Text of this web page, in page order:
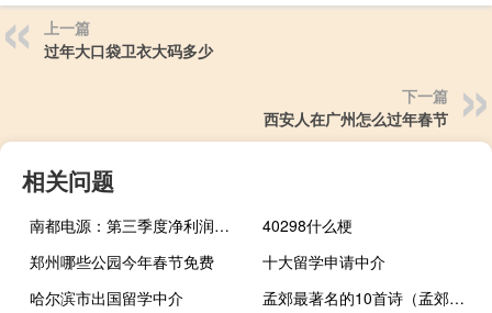
上一篇
过年大口袋卫衣大码多少
下一篇
西安人在广州怎么过年春节
相关问题
南都电源：第三季度净利润同比增长93.29%
40298什么梗
郑州哪些公园今年春节免费
十大留学申请中介
哈尔滨市出国留学中介
孟郊最著名的10首诗（孟郊最著名的十首诗）